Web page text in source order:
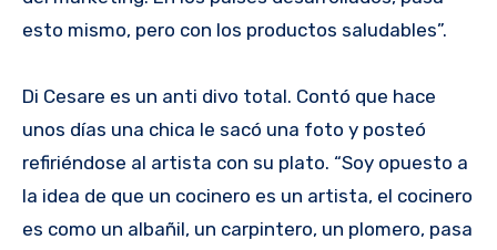
esto mismo, pero con los productos saludables”.
Di Cesare es un anti divo total. Contó que hace
unos días una chica le sacó una foto y posteó
refiriéndose al artista con su plato. “Soy opuesto a
la idea de que un cocinero es un artista, el cocinero
es como un albañil, un carpintero, un plomero, pasa